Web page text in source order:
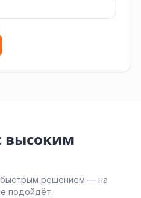
быстрым решением — на
подойдёт.